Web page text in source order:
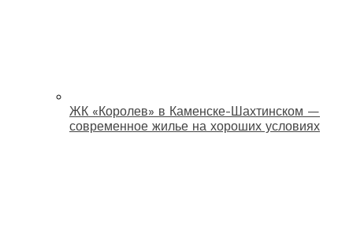
ЖК «Королев» в Каменске-Шахтинском —
современное жилье на хороших условиях